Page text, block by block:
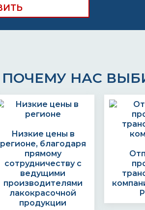
ПОЧЕМУ НАС
Низкие цены в
регионе, благодаря
прямому
сотрудничеству с
ведущими
производителями
лакокрасочной
продукции